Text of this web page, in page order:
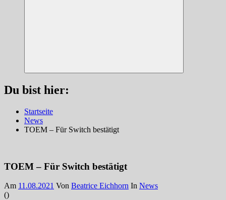
Suchen
Du bist hier:
Startseite
News
TOEM – Für Switch bestätigt
TOEM – Für Switch bestätigt
Am 11.08.2021 Von Beatrice Eichhorn In News
()